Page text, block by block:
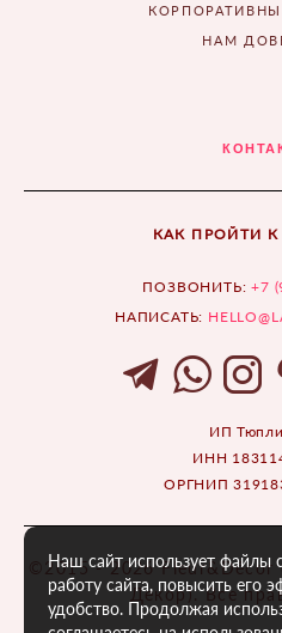
НАМ
КАК ПРОЙТИ К
ПОЗВОНИТЬ:+7
НАПИСАТЬ:
ИП
ИНН
ОРГНИП
©2015 - 2026 Fleur&Décor
Декор). Все
Наш сайт использует файлы
работу сайта, повысить его
удобство. Продолжая